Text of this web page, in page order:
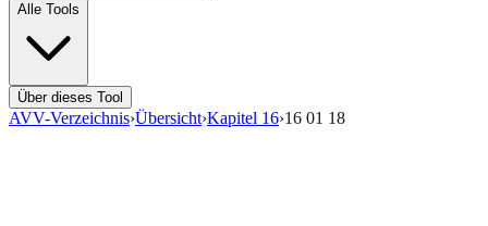
Alle Tools
Über dieses Tool
AVV-Verzeichnis›Übersicht›Kapitel 16›16 01 18